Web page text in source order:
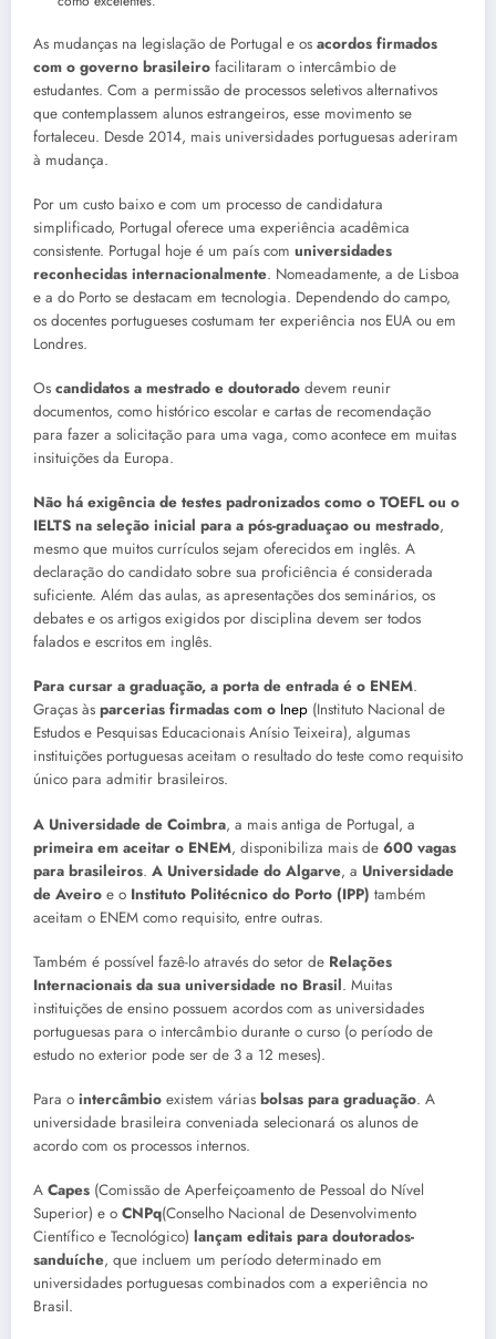
As mudanças na legislação de Portugal e os acordos firmados
com o governo brasileiro facilitaram o intercâmbio de
estudantes. Com a permissão de processos seletivos alternativos
que contemplassem alunos estrangeiros, esse movimento se
fortaleceu. Desde 2014, mais universidades portuguesas aderiram
à mudança.
Por um custo baixo e com um processo de candidatura
simplificado, Portugal oferece uma experiência acadêmica
consistente. Portugal hoje é um país com universidades
reconhecidas internacionalmente. Nomeadamente, a de Lisboa
e a do Porto se destacam em tecnologia. Dependendo do campo,
os docentes portugueses costumam ter experiência nos EUA ou em
Londres.
Os candidatos a mestrado e doutorado devem reunir
documentos, como histórico escolar e cartas de recomendação
para fazer a solicitação para uma vaga, como acontece em muitas
insituições da Europa.
Não há exigência de testes padronizados como o TOEFL ou o
IELTS na seleção inicial para a pós-graduaçao ou mestrado,
mesmo que muitos currículos sejam oferecidos em inglês. A
declaração do candidato sobre sua proficiência é considerada
suficiente. Além das aulas, as apresentações dos seminários, os
debates e os artigos exigidos por disciplina devem ser todos
falados e escritos em inglês.
Para cursar a graduação, a porta de entrada é o ENEM.
Graças às parcerias firmadas com o Inep (Instituto Nacional de
Estudos e Pesquisas Educacionais Anísio Teixeira), algumas
instituições portuguesas aceitam o resultado do teste como requisito
único para admitir brasileiros.
A Universidade de Coimbra, a mais antiga de Portugal, a
primeira em aceitar o ENEM, disponibiliza mais de 600 vagas
para brasileiros. A Universidade do Algarve, a Universidade
de Aveiro e o Instituto Politécnico do Porto (IPP) também
aceitam o ENEM como requisito, entre outras.
Também é possível fazê-lo através do setor de Relações
Internacionais da sua universidade no Brasil. Muitas
instituições de ensino possuem acordos com as universidades
portuguesas para o intercâmbio durante o curso (o período de
estudo no exterior pode ser de 3 a 12 meses).
Para o intercâmbio existem várias bolsas para graduação. A
universidade brasileira conveniada selecionará os alunos de
acordo com os processos internos.
A Capes (Comissão de Aperfeiçoamento de Pessoal do Nível
Superior) e o CNPq(Conselho Nacional de Desenvolvimento
Científico e Tecnológico) lançam editais para doutorados-
sanduíche, que incluem um período determinado em
universidades portuguesas combinados com a experiência no
Brasil.